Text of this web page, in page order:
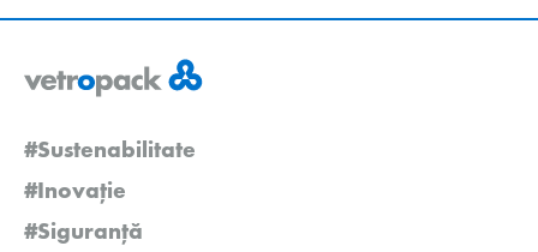
#Sustenabilitate
#Inovație
#Siguranță